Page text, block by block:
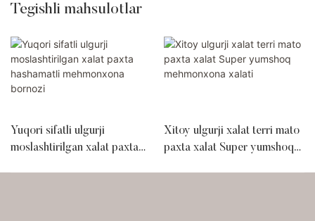
Tegishli mahsulotlar
Yuqori sifatli ulgurji
moslashtirilgan xalat paxta
Xitoy ulgurji xalat terri mato
paxta xalat Super yumshoq